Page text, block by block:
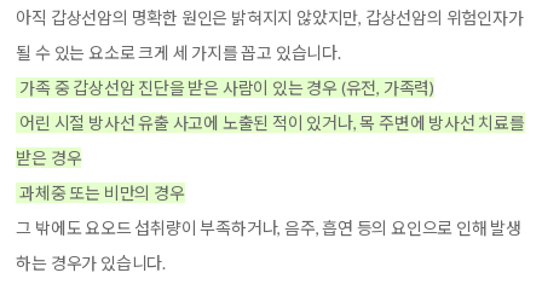
아직 갑상선암의 명확한 원인은 밝혀지지 않았지만, 갑상선암의 위험인자가
될 수 있는 요소로 크게 세 가지를 꼽고 있습니다.
가족 중 갑상선암 진단을 받은 사람이 있는 경우 (유전, 가족력)
어린 시절 방사선 유출 사고에 노출된 적이 있거나, 목 주변에 방사선 치료를
받은 경우
과체중 또는 비만의 경우
그 밖에도 요오드 섭취량이 부족하거나, 음주, 흡연 등의 요인으로 인해 발생
하는 경우가 있습니다.